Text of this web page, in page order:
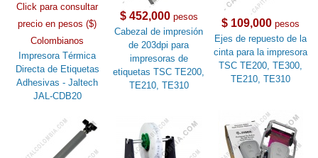
Click para consultar
precio en pesos ($)
Colombianos
Impresora Térmica
Directa de Etiquetas
Adhesivas - Jaltech
JAL-CDB20
$ 452,000pesos
Cabezal de impresión
de 203dpi para
impresoras de
etiquetas TSC TE200,
TE210, TE310
$ 109,000pesos
Ejes de repuesto de la
cinta para la impresora
TSC TE200, TE300,
TE210, TE310